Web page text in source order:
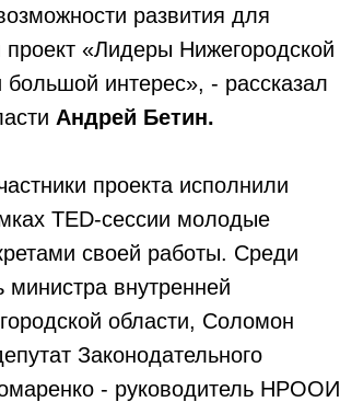
развития для
проект «Лидеры Нижегородской
интерес», - рассказал
Андрей Бетин.
проекта исполнили
TED-сессии молодые
своей работы. Среди
внутренней
области, Соломон
Законодательного
- руководитель НРООИ